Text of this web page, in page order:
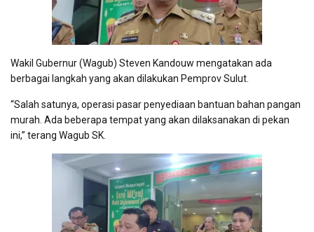
Wakil Gubernur (Wagub) Steven Kandouw mengatakan ada
berbagai langkah yang akan dilakukan Pemprov Sulut.
“Salah satunya, operasi pasar penyediaan bantuan bahan pangan
murah. Ada beberapa tempat yang akan dilaksanakan di pekan
ini,” terang Wagub SK.